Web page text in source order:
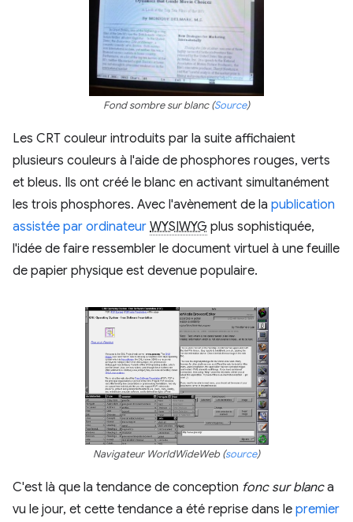
Fond sombre sur blanc (Source)
Les CRT couleur introduits par la suite affichaient
plusieurs couleurs à l'aide de phosphores rouges, verts
et bleus. Ils ont créé le blanc en activant simultanément
les trois phosphores. Avec l'avènement de la publication
assistée par ordinateur WYSIWYG plus sophistiquée,
l'idée de faire ressembler le document virtuel à une feuille
de papier physique est devenue populaire.
Navigateur WorldWideWeb (source)
C'est là que la tendance de conception fonc sur blanca
vu le jour, et cette tendance a été reprise dans le premier